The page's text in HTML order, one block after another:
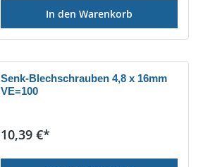
In den Warenkorb
Senk-Blechschrauben 4,8 x 16mm
VE=100
Regulärer Preis:
10,39 €*